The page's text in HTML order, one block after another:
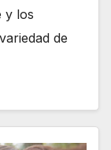
y los
de